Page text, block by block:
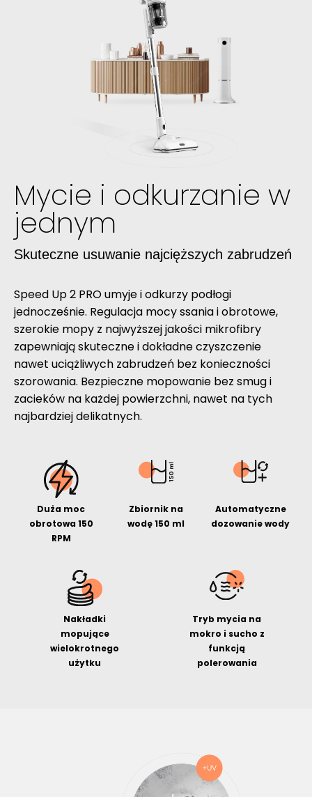
Mycie i odkurzanie w
jednym
Skuteczne usuwanie najcięższych zabrudzeń
Speed Up 2 PRO umyje i odkurzy podłogi
jednocześnie. Regulacja mocy ssania i obrotowe,
szerokie mopy z najwyższej jakości mikrofibry
zapewniają skuteczne i dokładne czyszczenie
nawet uciążliwych zabrudzeń bez konieczności
szorowania. Bezpieczne mopowanie bez smug i
zacieków na każdej powierzchni, nawet na tych
najbardziej delikatnych.
Duża moc
obrotowa 150
RPM
Zbiornik na
wodę 150 ml
Automatyczne
dozowanie wody
Nakładki
mopujące
wielokrotnego
użytku
Tryb mycia na
mokro i sucho z
funkcją
polerowania